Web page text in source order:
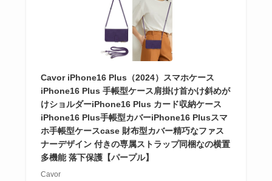
Cavor iPhone16 Plus（2024）スマホケース
iPhone16 Plus 手帳型ケース肩掛け首かけ斜めが
けショルダーiPhone16 Plus カード収納ケース
iPhone16 Plus手帳型カバーiPhone16 Plusスマ
ホ手帳型ケースcase 財布型カバー精巧なファス
ナーデザイン 付きの専属ストラップ同梱なの横置
多機能 落下保護【パープル】
Cavor